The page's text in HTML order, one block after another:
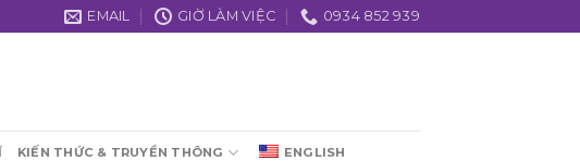
EMAIL GIỜ LÀM VIỆC 0934 852 939
KIẾN THỨC & TRUYỀN THÔNG ENGLISH